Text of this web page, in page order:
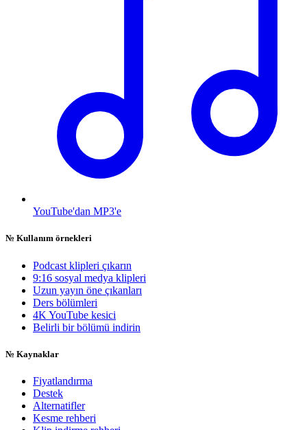
YouTube'dan MP3'e
№ Kullanım örnekleri
Podcast klipleri çıkarın
9:16 sosyal medya klipleri
Uzun yayın öne çıkanları
Ders bölümleri
4K YouTube kesici
Belirli bir bölümü indirin
№ Kaynaklar
Fiyatlandırma
Destek
Alternatifler
Kesme rehberi